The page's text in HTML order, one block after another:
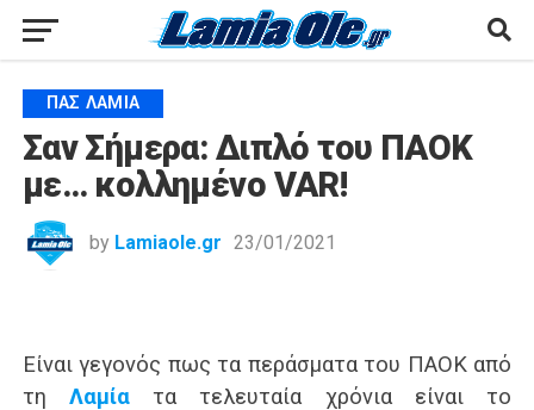
ΠΑΣ ΛΑΜΊΑ
Σαν Σήμερα: Διπλό του ΠΑΟΚ
με… κολλημένο VAR!
by Lamiaole.gr 23/01/2021
Είναι γεγονός πως τα περάσματα του ΠΑΟΚ από
τη Λαμίατα τελευταία χρόνια είναι το